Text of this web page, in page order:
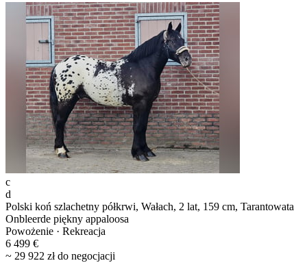
c
d
Polski koń szlachetny półkrwi, Wałach, 2 lat, 159 cm, Tarantowata
Onbleerde piękny appaloosa
Powożenie · Rekreacja
6 499 €
~ 29 922 zł do negocjacji